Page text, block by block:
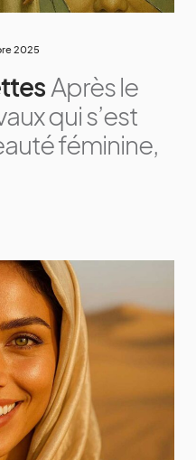
2025
Après le
qui s’est
féminine,